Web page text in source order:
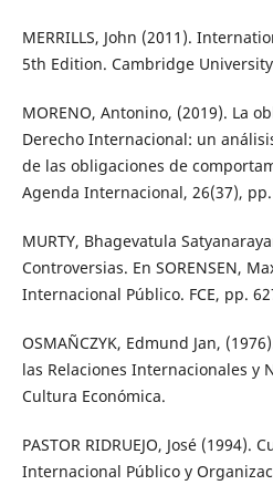
MERRILLS, John (2011).
5th Edition. Cambridge
MORENO, Antonino, (2019). La
Derecho Internacional: un
de las obligaciones de
Agenda Internacional, 26(37), pp.
MURTY, Bhagevatula
Controversias. En SORENSEN,
Internacional Público. FCE, pp.
OSMAÑCZYK, Edmund Jan,
las Relaciones Internacionales y
Cultura Económica.
PASTOR RIDRUEJO, José (1994).
Internacional Público y